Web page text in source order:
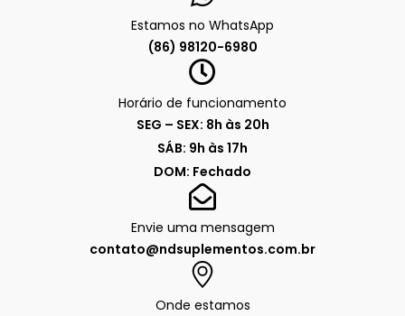
Estamos no WhatsApp
(86) 98120-6980
Horário de funcionamento
SEG – SEX: 8h às 20h
SÁB: 9h às 17h
DOM: Fechado
Envie uma mensagem
contato@ndsuplementos.com.br
Onde estamos